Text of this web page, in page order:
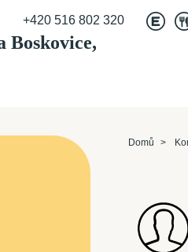
+420 516 802 320
Domů